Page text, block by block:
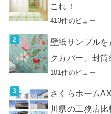
これ！
413件のビュー
壁紙サンプル
クカバー、封筒
101件のビュー
さくらホーム
川県の工務店